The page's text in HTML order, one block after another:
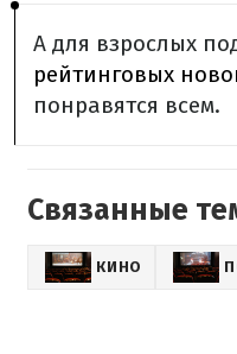
А для взрослых
рейтинговых
понравятся всем.
Связанные
КИНО